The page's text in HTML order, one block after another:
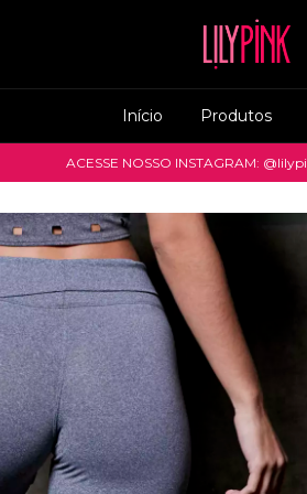
Início Produtos
NOSSO INSTAGRAM: @lilypink.store